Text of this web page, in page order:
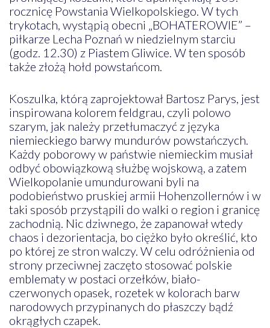
rocznicę Powstania Wielkopolskiego. W tych
trykotach, wystąpią obecni „BOHATEROWIE” –
piłkarze Lecha Poznań w niedzielnym starciu
(godz. 12.30) z Piastem Gliwice. W ten sposób
także złożą hołd powstańcom.
Koszulka, którą zaprojektował Bartosz Parys, jest
inspirowana kolorem feldgrau, czyli polowo
szarym, jak należy przetłumaczyć z języka
niemieckiego barwy mundurów powstańczych.
Każdy poborowy w państwie niemieckim musiał
odbyć obowiązkową służbę wojskową, a zatem
Wielkopolanie umundurowani byli na
podobieństwo pruskiej armii Hohenzollernów i w
taki sposób przystąpili do walki o region i granicę
zachodnią. Nic dziwnego, że zapanował wtedy
chaos i dezorientacja, bo ciężko było określić, kto
po której ze stron walczy. W celu odróżnienia od
strony przeciwnej zaczęto stosować polskie
emblematy w postaci orzełków, biało-
czerwonych opasek, rozetek w kolorach barw
narodowych przypinanych do płaszczy bądź
okrągłych czapek.